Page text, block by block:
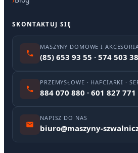
SKONTAKTUJ SIĘ
MASZYNY DOMOWE I
(85) 653 93 55 · 574 503
PRZEMYSŁOWE · HAFCIARKI ·
884 070 880 · 601 827 771
NAPISZ DO NAS
biuro@maszyny-